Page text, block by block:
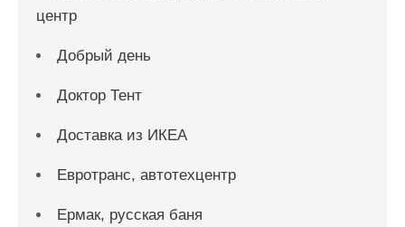
центр
Добрый день
Доктор Тент
Доставка из ИКЕА
Евротранс, автотехцентр
Ермак, русская баня